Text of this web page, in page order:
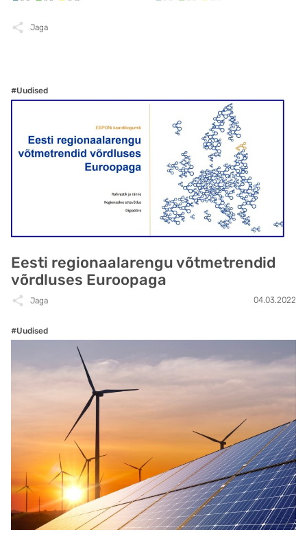
Jaga
#Uudised
Eesti regionaalarengu võtmetrendid
võrdluses Euroopaga
Jaga 04.03.2022
#Uudised